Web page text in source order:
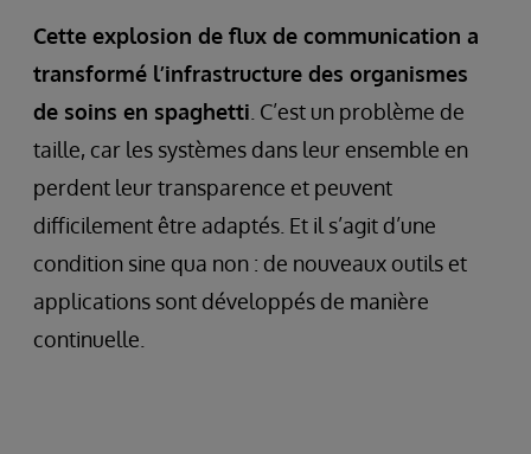
Cette explosion de flux de communication a
transformé l’infrastructure des organismes
de soins en spaghetti . C’est un problème de
taille, car les systèmes dans leur ensemble en
perdent leur transparence et peuvent
difficilement être adaptés. Et il s’agit d’une
condition sine qua non : de nouveaux outils et
applications sont développés de manière
continuelle.